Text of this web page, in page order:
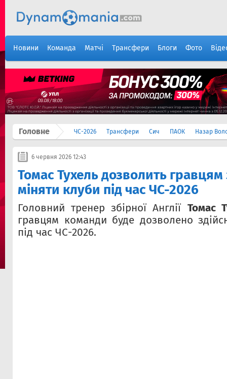
Новини Команда Матчі Трансфери Блоги Фото
Головне ЧС-2026 Трансфери Сич ПАОК Назар
6 червня 2026 12:43
Томас Тухель дозволить гравцям
міняти клуби під час ЧС-2026
Головний тренер збірної Англії Томас
гравцям команди буде дозволено
під час ЧС-2026.